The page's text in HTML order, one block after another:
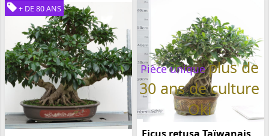
+ DE 80 ANS
Pièce unique plus de
30 ans de culture
Oki